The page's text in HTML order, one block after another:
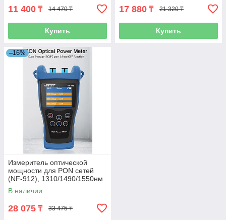
11 400 ₸ 14 470 ₸
Купить
17 880 ₸ 21 320 ₸
Купить
–16%
Измеритель оптической
мощности для PON сетей
(NF-912), 1310/1490/1550нм
В наличии
28 075 ₸ 33 475 ₸